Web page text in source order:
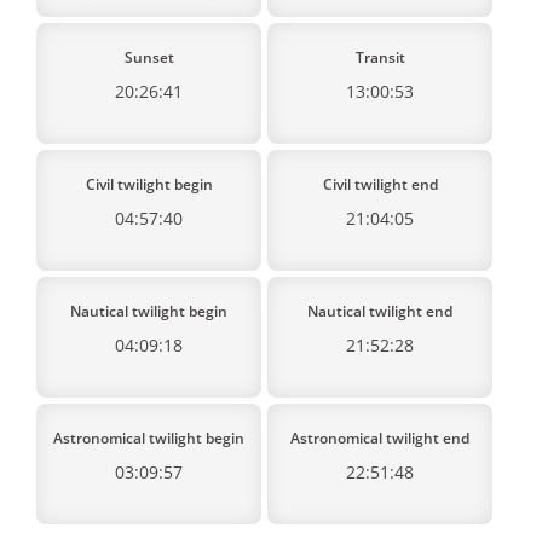
Sunset
20:26:41
Transit
13:00:53
Civil twilight begin
04:57:40
Civil twilight end
21:04:05
Nautical twilight begin
04:09:18
Nautical twilight end
21:52:28
Astronomical twilight begin
03:09:57
Astronomical twilight end
22:51:48